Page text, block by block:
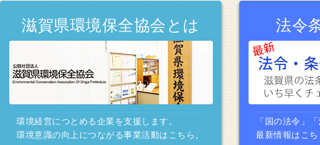
滋賀県環境保全協会とは
環境経営につとめる企業を支援します。
環境意識の向上につながる事業活動はこちら。
法令
「国の法令」
最新情報はこ